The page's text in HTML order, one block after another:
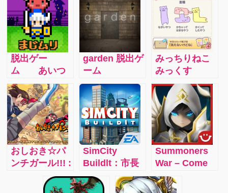
脱出ゲー
ム あいつ
勇者やめるっ
て 最新作！
garden 脱出ゲ
ーム
みっちりねこ
みっくす
【vol.5】:『は
じめての日
記』攻略☆な
にかを彷彿と
させる。もし
かしてこれ
は、恋!?どこ
かで見たよう
な…の巻
おしおき☆パ
ンチガール!!! :
「カイチン」
の一撃でヘン
SimCity
Buildlt：市長
となり、誰も
が住みたくな
Summoners
War – Come
explore a
world under